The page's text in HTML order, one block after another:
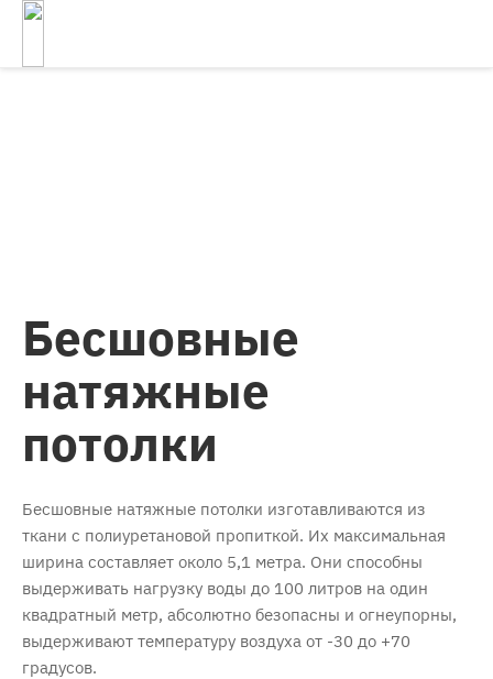
Бесшовные
натяжные
потолки
Бесшовные натяжные потолки изготавливаются из
ткани с полиуретановой пропиткой. Их максимальная
ширина составляет около 5,1 метра. Они способны
выдерживать нагрузку воды до 100 литров на один
квадратный метр, абсолютно безопасны и огнеупорны,
выдерживают температуру воздуха от -30 до +70
градусов.